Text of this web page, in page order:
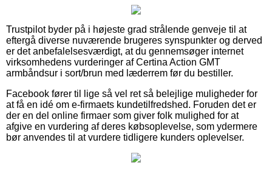
Trustpilot byder på i højeste grad strålende genveje til at
eftergå diverse nuværende brugeres synspunkter og derved
er det anbefalelsesværdigt, at du gennemsøger internet
virksomhedens vurderinger af Certina Action GMT
armbåndsur i sort/brun med læderrem før du bestiller.
Facebook fører til lige så vel ret så belejlige muligheder for
at få en idé om e-firmaets kundetilfredshed. Foruden det er
der en del online firmaer som giver folk mulighed for at
afgive en vurdering af deres købsoplevelse, som ydermere
bør anvendes til at vurdere tidligere kunders oplevelser.